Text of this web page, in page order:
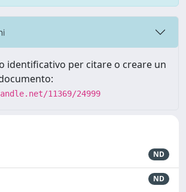
identificativo per citare o creare un
11369/24999
ND
ND